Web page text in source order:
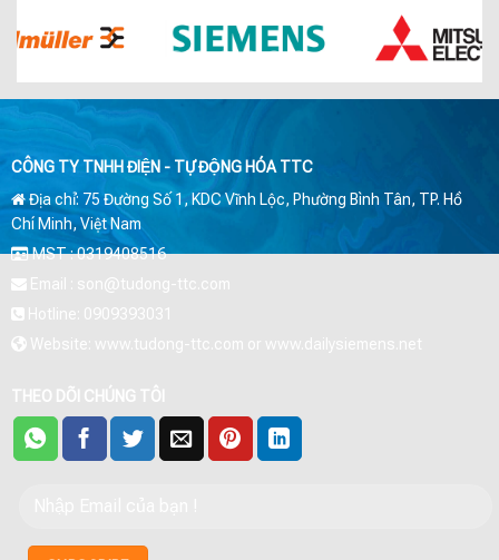
CÔNG TY TNHH ĐIỆN - TỰ ĐỘNG HÓA TTC
Địa chỉ: 75 Đường Số 1, KDC Vĩnh Lộc, Phường Bình Tân, TP. Hồ
Chí Minh, Việt Nam
MST : 0319408516
Email : son@tudong-ttc.com
Hotline: 0909393031
Website: www.tudong-ttc.com or www.dailysiemens.net
THEO DÕI CHÚNG TÔI